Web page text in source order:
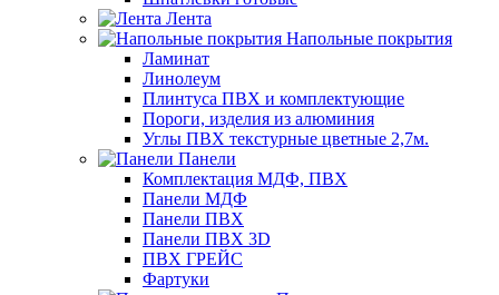
Лента
Напольные покрытия
Ламинат
Линолеум
Плинтуса ПВХ и комплектующие
Пороги, изделия из алюминия
Углы ПВХ текстурные цветные 2,7м.
Панели
Комплектация МДФ, ПВХ
Панели МДФ
Панели ПВХ
Панели ПВХ 3D
ПВХ ГРЕЙС
Фартуки